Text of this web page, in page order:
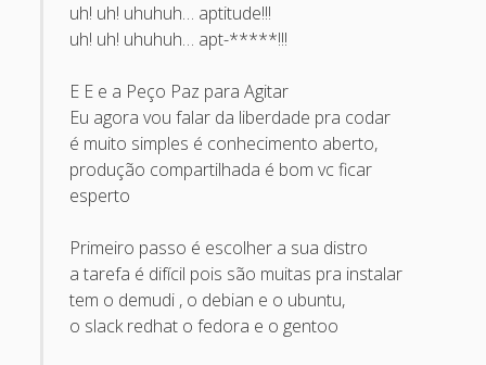
September 2024
April 2022
October 2020
September 2020
August 2015
July 2015
December 2014
October 2014
September 2014
uh! uh! uhuhuh… aptitude!!!
uh! uh! uhuhuh… apt-*****!!!
E E e a Peço Paz para Agitar
Eu agora vou falar da liberdade pra codar
é muito simples é conhecimento aberto,
produção compartilhada é bom vc ficar
esperto
Primeiro passo é escolher a sua distro
a tarefa é difícil pois são muitas pra instalar
tem o demudi , o debian e o ubuntu,
o slack redhat o fedora e o gentoo